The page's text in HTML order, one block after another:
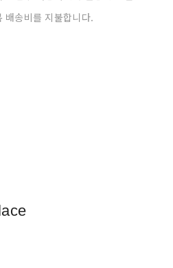
배송비를 지불합니다.